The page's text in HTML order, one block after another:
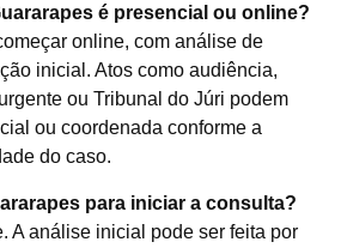
é presencial ou online?
online, com análise de
inicial. Atos como audiência,
ou Tribunal do Júri podem
ou coordenada conforme a
do caso.
para iniciar a consulta?
A análise inicial pode ser feita por